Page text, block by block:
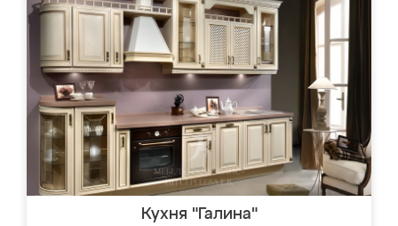
Кухня "Галина"